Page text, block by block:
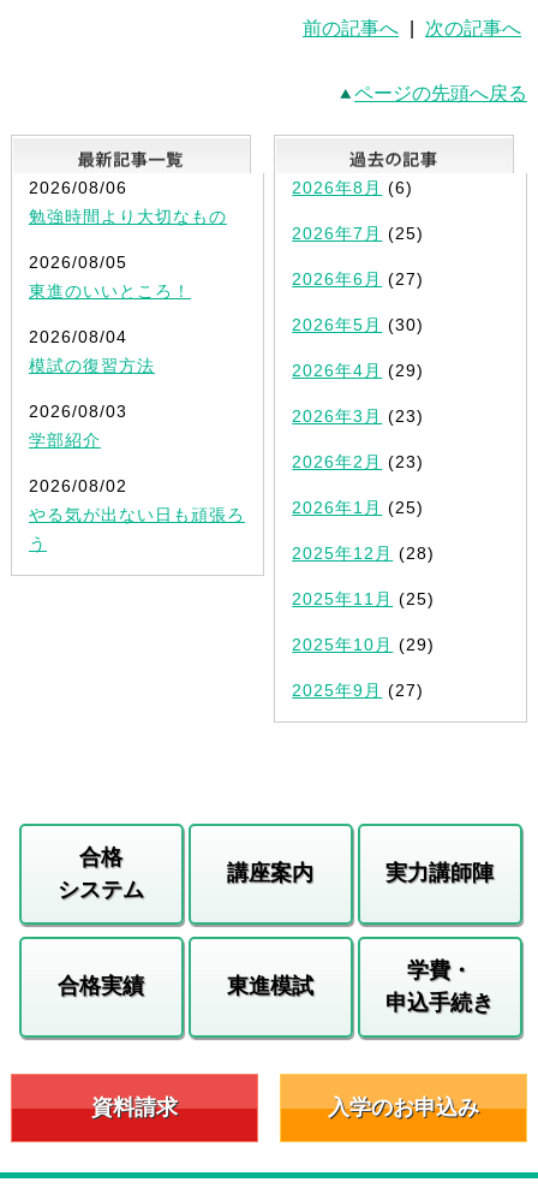
前の記事へ 次の記事へ
ページの先頭へ戻る
最新記事一覧
2026/08/06
勉強時間より大切なもの
2026/08/05
東進のいいところ！
2026/08/04
模試の復習方法
2026/08/03
学部紹介
2026/08/02
やる気が出ない日も頑張ろ
う
2026年8月 (6)
2026年7月 (25)
2026年6月 (27)
2026年5月 (30)
2026年4月 (29)
2026年3月 (23)
2026年2月 (23)
2026年1月 (25)
2025年12月 (28)
2025年11月 (25)
2025年10月 (29)
2025年9月 (27)
合格
システム
講座案内 実力講師陣
合格実績 東進模試
学費・
申込手続き
資料請求 入学のお申込み